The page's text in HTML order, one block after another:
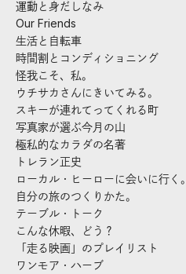
運動と身だしなみ
Our Friends
生活と自転車
時間割とコンディショニング
怪我こそ、私。
ウチサカさんにきいてみる。
スキーが連れてってくれる町
写真家が選ぶ今月の山
極私的なカラダの名著
トレラン正史
ローカル・ヒーローに会いに行く。
自分の旅のつくりかた。
テーブル・トーク
こんな休暇、どう？
「走る映画」のプレイリスト
ワンモア・ハーブ